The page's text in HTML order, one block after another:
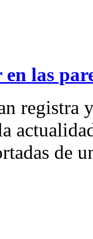
las
registra
de